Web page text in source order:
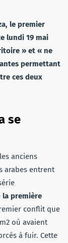
le premier
lundi 19 mai
» et « ne
permettant
ces deux
se
anciens
arabes entrent
la première
conflit que
où avaient
à fuir. Cette